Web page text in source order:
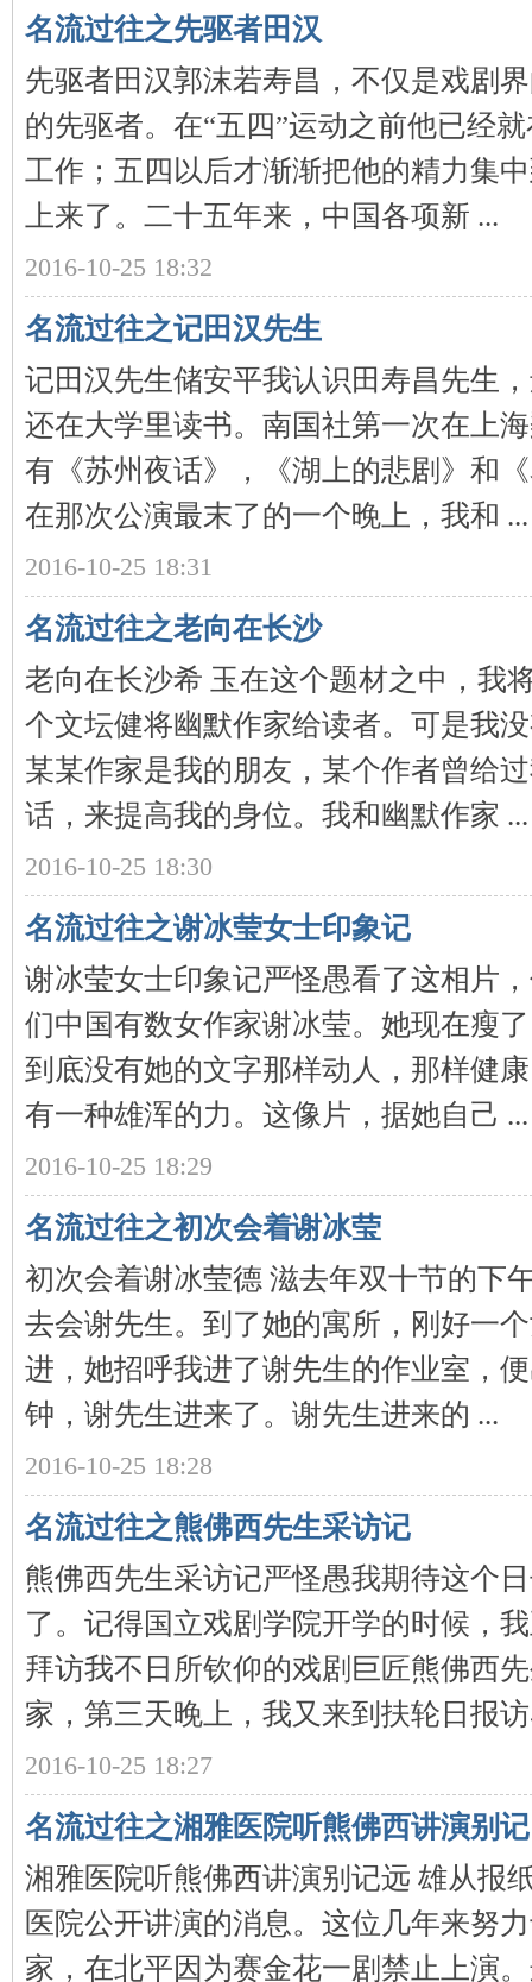
名流过往之先驱者田汉
先驱者田汉郭沫若寿昌，不仅是戏剧
的先驱者。在“五四”运动之前他已经
工作；五四以后才渐渐把他的精力集
上来了。二十五年来，中国各项新 ...
2016-10-25 18:32
名流过往之记田汉先生
记田汉先生储安平我认识田寿昌先生
还在大学里读书。南国社第一次在上
有《苏州夜话》，《湖上的悲剧》和
在那次公演最末了的一个晚上，我和 ...
2016-10-25 18:31
名流过往之老向在长沙
老向在长沙希 玉在这个题材之中，我
个文坛健将幽默作家给读者。可是我
某某作家是我的朋友，某个作者曾给
话，来提高我的身位。我和幽默作家 ...
2016-10-25 18:30
名流过往之谢冰莹女士印象记
谢冰莹女士印象记严怪愚看了这相片
们中国有数女作家谢冰莹。她现在瘦
到底没有她的文字那样动人，那样健
有一种雄浑的力。这像片，据她自己 ...
2016-10-25 18:29
名流过往之初次会着谢冰莹
初次会着谢冰莹德 滋去年双十节的下
去会谢先生。到了她的寓所，刚好一
进，她招呼我进了谢先生的作业室，
钟，谢先生进来了。谢先生进来的 ...
2016-10-25 18:28
名流过往之熊佛西先生采访记
熊佛西先生采访记严怪愚我期待这个
了。记得国立戏剧学院开学的时候，
拜访我不日所钦仰的戏剧巨匠熊佛西
家，第三天晚上，我又来到扶轮日报
2016-10-25 18:27
名流过往之湘雅医院听熊佛西讲演别记
湘雅医院听熊佛西讲演别记远 雄从报
医院公开讲演的消息。这位几年来努
家，在北平因为赛金花一剧禁止上演